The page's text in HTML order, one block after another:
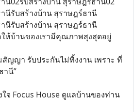
นีรับสร้างบ้าน สุราษฎร์ธานี
นีรับสร้างบ้าน สุราษฎร์ธานี
ห้บ้านของเรามีคุณภาพสุงสุดอยู่
ญญา รับประกันไม่ทิ้งงาน เพราะ ที่
านี”
จ Focus House ดูแลบ้านของท่าน